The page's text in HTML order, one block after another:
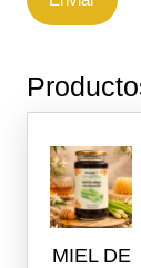
MIEL DE